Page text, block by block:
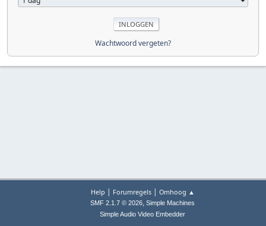
Wachtwoord vergeten?
Help | Forumregels| Omhoog ▲
SMF 2.1.7 © 2026, Simple Machines
Simple Audio Video Embedder